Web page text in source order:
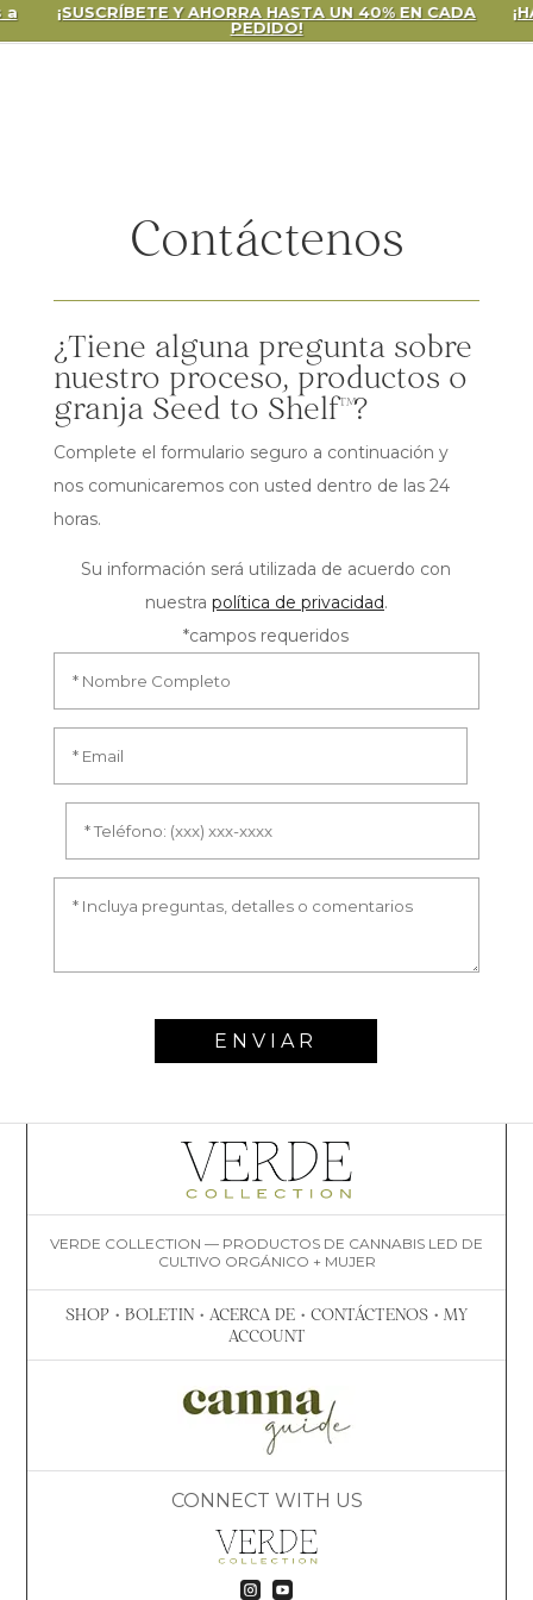
a
¡SUSCRÍBETE Y AHORRA HASTA UN 40% EN CADA
PEDIDO!
Contáctenos
¿Tiene alguna pregunta sobre
nuestro proceso, productos o
granja Seed to Shelf™?
Complete el formulario seguro a continuación y
nos comunicaremos con usted dentro de las 24
horas.
Su información será utilizada de acuerdo con
nuestra política de privacidad.
*campos requeridos
ENVIAR
VERDE COLLECTION — PRODUCTOS DE CANNABIS LED DE
CULTIVO ORGÁNICO + MUJER
SHOP • BOLETIN • ACERCA DE • CONTÁCTENOS • MY
ACCOUNT
CONNECT WITH US
 